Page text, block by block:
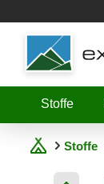
Shopware
Stoffe
Stoffe